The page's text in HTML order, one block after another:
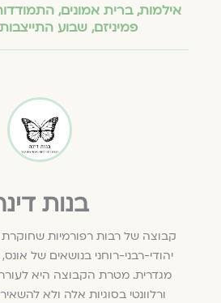
אילמות,ברית אמונים,התמודדות
פמיניזם,שבוע התייצבות
בנות דינה
קבוצה של רבות רפורמיות שחוקרת
יהודי-רבני-רוחני בנושאים של אונס,
מגדרית. מטרת הקבוצה היא לעורר
ורלוונטי בסוגיות אלה ולא